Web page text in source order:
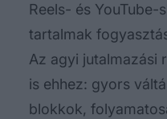
Reels- és
tartalmak
Az agyi jutalmazási
is ehhez: gyors
blokkok,